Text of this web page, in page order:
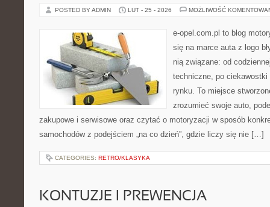
POSTED BY ADMIN LUT - 25 - 2026 MOŻLIWOŚĆ
e-opel.com.pl to blog
się na marce auta z logo
nią związane: od
techniczne, po
rynku. To miejsce
zrozumieć swoje auto,
zakupowe i serwisowe oraz czytać o motoryzacji w sposób
samochodów z podejściem „na co dzień”, gdzie liczy się nie […]
CATEGORIES: RETRO/KLASYKA
KONTUZJE I PREWENCJA